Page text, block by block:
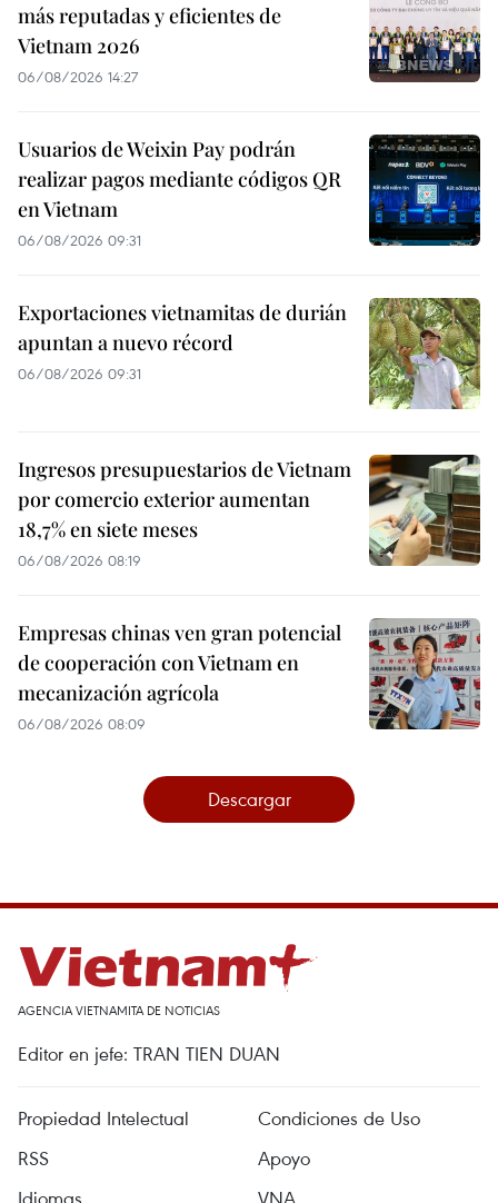
más reputadas y eficientes de
Vietnam 2026
06/08/2026 14:27
Usuarios de Weixin Pay podrán
realizar pagos mediante códigos QR
en Vietnam
06/08/2026 09:31
Exportaciones vietnamitas de durián
apuntan a nuevo récord
06/08/2026 09:31
Ingresos presupuestarios de Vietnam
por comercio exterior aumentan
18,7% en siete meses
06/08/2026 08:19
Empresas chinas ven gran potencial
de cooperación con Vietnam en
mecanización agrícola
06/08/2026 08:09
Descargar
AGENCIA VIETNAMITA DE NOTICIAS
Editor en jefe: TRAN TIEN DUAN
Propiedad Intelectual
Condiciones de Uso
RSS
Apoyo
Idiomas
VNA